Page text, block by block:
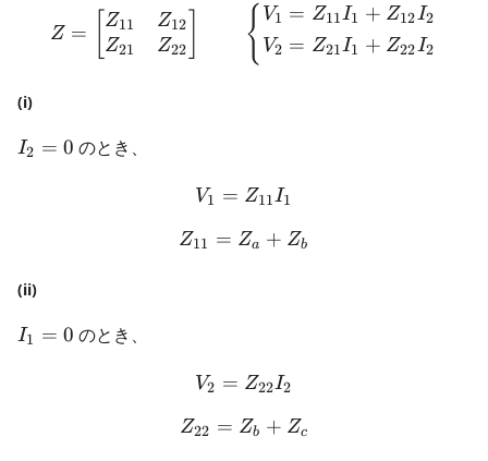
Z = \begin{bmatrix}
Z = Z11
Z21
Z12
Z22 { V1
V2
= Z11I1 + Z12I2
= Z21I1 + Z22I2
(i)
I_2
I2 = 0 のとき、
V_1 = Z_{11}I_1
V1 = Z11I1
Z_{11} = Z_a + Z_b
Z11 = Za + Zb
(ii)
I_1
I1 = 0 のとき、
V_2 = Z_{22}I_2
V2 = Z22I2
Z_{22} = Z_b + Z_c
Z22 = Zb + Zc